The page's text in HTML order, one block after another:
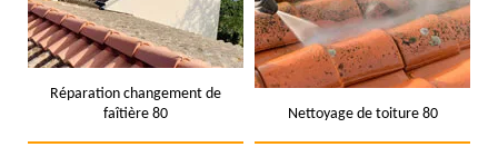
Réparation changement de
faîtière 80
Nettoyage de toiture 80